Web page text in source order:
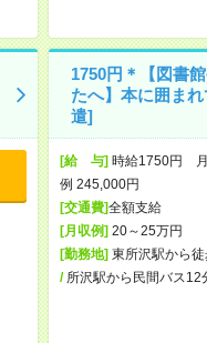
1750円＊【図書
たへ】本に囲ま
遣]
[給 与]時給1750円
例 245,000円
[交通費]全額支給
[月収例]20～25万円
[勤務地]東所沢駅から徒
/ 所沢駅から民間バス12